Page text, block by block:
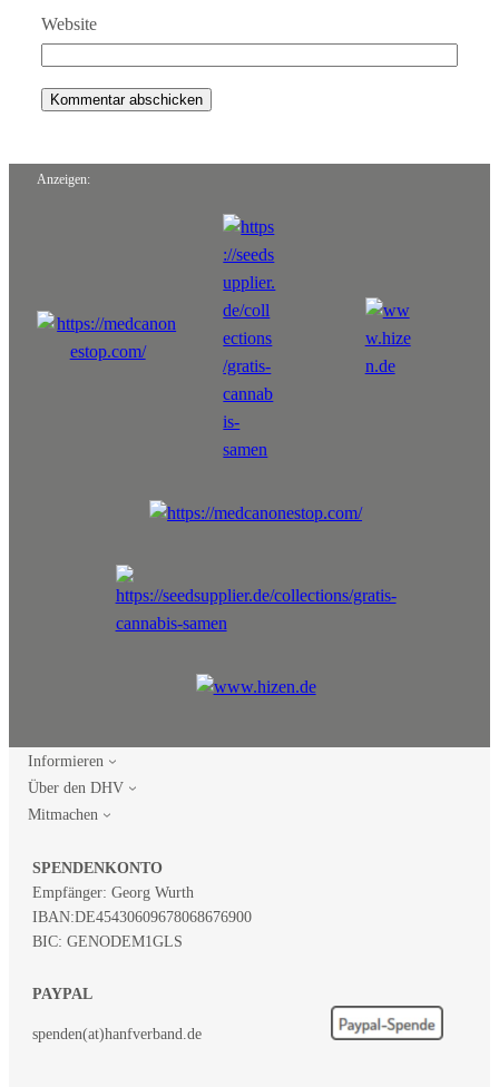
Website
Anzeigen:
Informieren
Über den DHV
Mitmachen
SPENDENKONTO
Empfänger: Georg Wurth
IBAN:DE45430609678068676900
BIC: GENODEM1GLS
PAYPAL
spenden(at)hanfverband.de